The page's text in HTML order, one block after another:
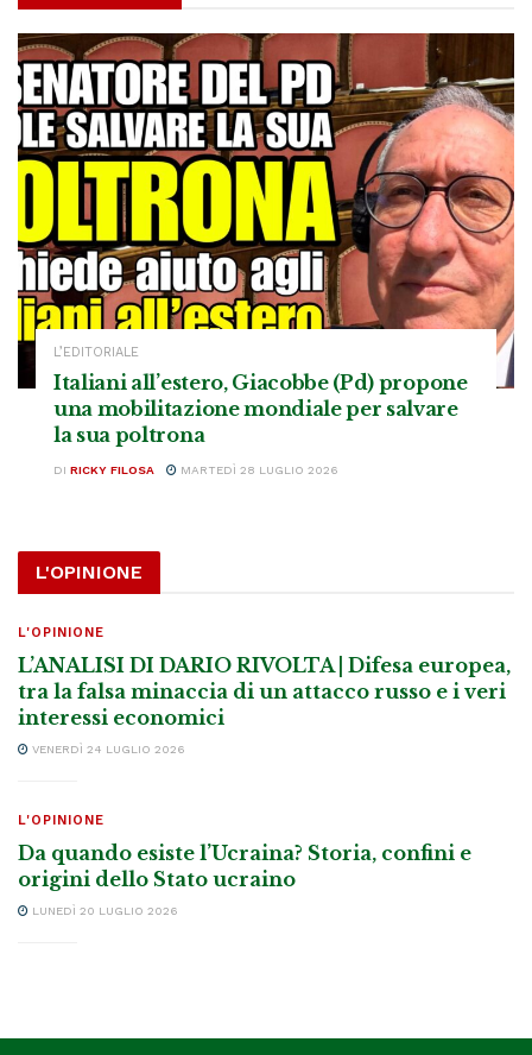
L’EDITORIALE
Italiani all’estero, Giacobbe (Pd) propone
una mobilitazione mondiale per salvare
la sua poltrona
DI RICKY FILOSA MARTEDÌ 28 LUGLIO 2026
L'OPINIONE
L'OPINIONE
L’ANALISI DI DARIO RIVOLTA | Difesa europea,
tra la falsa minaccia di un attacco russo e i veri
interessi economici
VENERDÌ 24 LUGLIO 2026
L'OPINIONE
Da quando esiste l’Ucraina? Storia, confini e
origini dello Stato ucraino
LUNEDÌ 20 LUGLIO 2026